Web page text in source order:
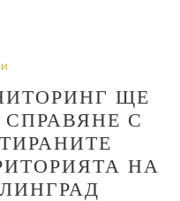
ЩЕ
С
НА